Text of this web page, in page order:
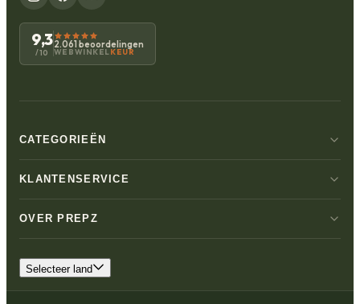
9,3
/10
2.061 beoordelingen
WEBWINKEL KEUR
CATEGORIEËN
KLANTENSERVICE
OVER PREPZ
Selecteer land